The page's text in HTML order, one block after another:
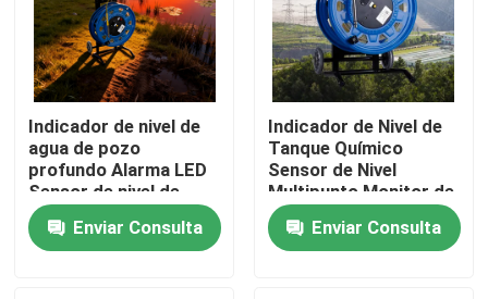
Indicador de nivel de
agua de pozo
profundo Alarma LED
Sensor de nivel de
agua
Enviar Consulta
Indicador de Nivel de
Tanque Químico
Sensor de Nivel
Multipunto Monitor de
Nivel de Agua de Canal
Enviar Consulta